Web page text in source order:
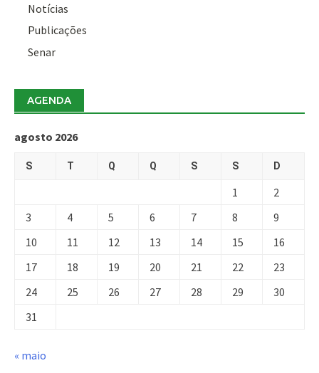
Notícias
Publicações
Senar
AGENDA
agosto 2026
S T Q Q S S D
1
2
3
4 5 6 7 8
9
10
11 12 13 14 15
16
17
18 19 20 21 22
23
24
25 26 27 28 29
30
31
« maio